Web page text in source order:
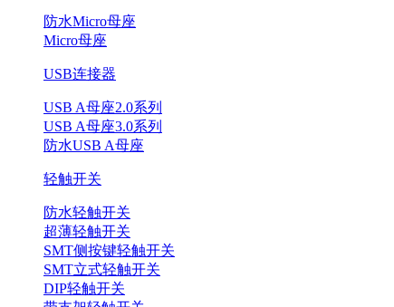
防水Micro母座
Micro母座
USB连接器
USB A母座2.0系列
USB A母座3.0系列
防水USB A母座
轻触开关
防水轻触开关
超薄轻触开关
SMT侧按键轻触开关
SMT立式轻触开关
DIP轻触开关